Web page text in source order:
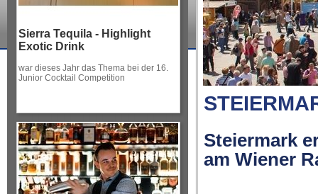
Sierra Tequila - Highlight
Exotic Drink
war dieses Jahr das Thema bei der 16.
Junior Cocktail Competition
Steiermark
am Wiener